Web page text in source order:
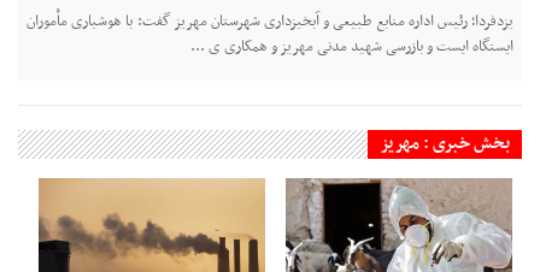
یزدفردا؛ رئیس اداره منابع طبیعی و آبخیزداری شهرستان مهریز گفت: با هوشیاری مأموران
ایستگاه ایست و بازرسی شهید مدنی مهریز و همکاری ی ...
بخش خبری : مهریز